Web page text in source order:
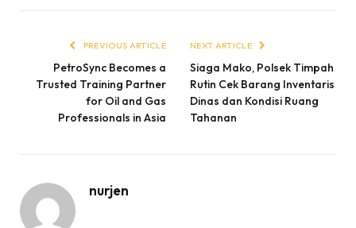
PREVIOUS ARTICLE
PetroSync Becomes a
Trusted Training Partner
for Oil and Gas
Professionals in Asia
NEXT ARTICLE
Siaga Mako, Polsek Timpah
Rutin Cek Barang Inventaris
Dinas dan Kondisi Ruang
Tahanan
nurjen